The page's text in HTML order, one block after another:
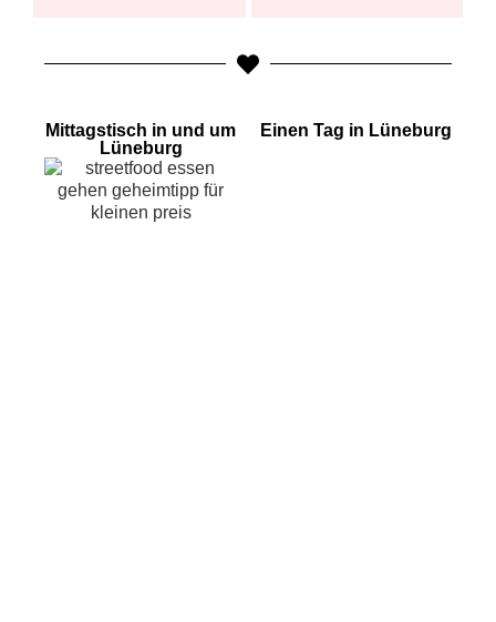
Mittagstisch in und um
Lüneburg
Einen Tag in Lüneburg